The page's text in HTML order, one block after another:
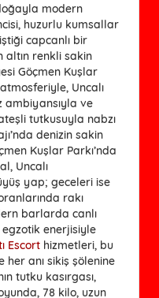
modern
huzurlu kumsallar
capcanlı bir
altın renkli sakin
Göçmen Kuşlar
Uncalı
ambiyansıyla ve
tutkusuyla nabzı
denizin sakin
Kuşlar Parkı’nda
Uncalı
yap; geceleri ise
rakı
barlarda canlı
egzotik enerjisiyle
Escort hizmetleri, bu
anı sikiş şölenine
tutku kasırgası,
78 kilo, uzun